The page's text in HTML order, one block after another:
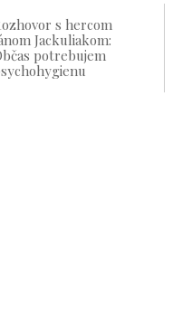
s hercom
Jackuliakom:
potrebujem